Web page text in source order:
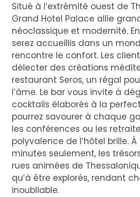
Situé à l’extrémité ouest de
Grand Hotel Palace allie
néoclassique et modernité.
serez accueillis dans un
rencontre le confort. Les
délecter des créations
restaurant Seros, un régal
l’âme. Le bar vous invite à
cocktails élaborés à la
pourrez savourer à chaque
les conférences ou les
polyvalence de l’hôtel brille.
minutes seulement, les
rues animées de
qu’à être explorés, rendant
inoubliable.